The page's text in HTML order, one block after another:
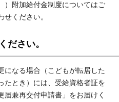
）附加給付金制度についてはご
ください。
ださい。
なる場合（こどもが転居した
たとき）には、受給資格者証を
兼再交付申請書」をお届けく